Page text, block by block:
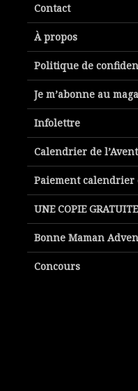
Contact
À propos
Politique de
Je m’abonne au
Infolettre
Calendrier de
Paiement calendrier
UNE COPIE
Bonne Maman
Concours